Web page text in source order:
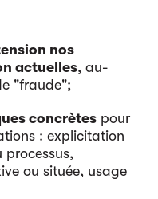
nos
actuelles, au-
"fraude";
concrètespour
: explicitation
ou située, usage